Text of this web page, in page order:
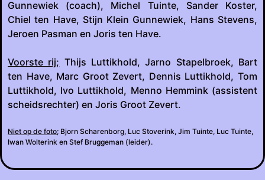
Gunnewiek (coach), Michel Tuinte, Sander Koster,
Chiel ten Have, Stijn Klein Gunnewiek, Hans Stevens,
Jeroen Pasman en Joris ten Have.
Voorste rij; Thijs Luttikhold, Jarno Stapelbroek, Bart
ten Have, Marc Groot Zevert, Dennis Luttikhold, Tom
Luttikhold, Ivo Luttikhold, Menno Hemmink (assistent
scheidsrechter) en Joris Groot Zevert.
Niet op de foto; Bjorn Scharenborg, Luc Stoverink, Jim Tuinte, Luc Tuinte,
Iwan Wolterink en Stef Bruggeman (leider).